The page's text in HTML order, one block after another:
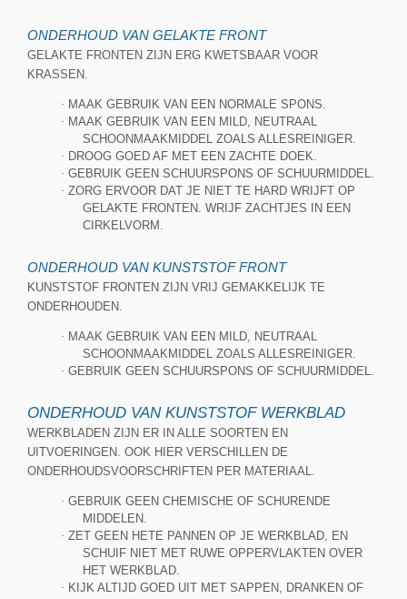
ONDERHOUD VAN GELAKTE FRONT
GELAKTE FRONTEN ZIJN ERG KWETSBAAR VOOR
KRASSEN.
· MAAK GEBRUIK VAN EEN NORMALE SPONS.
· MAAK GEBRUIK VAN EEN MILD, NEUTRAAL
SCHOONMAAKMIDDEL ZOALS ALLESREINIGER.
· DROOG GOED AF MET EEN ZACHTE DOEK.
· GEBRUIK GEEN SCHUURSPONS OF SCHUURMIDDEL.
· ZORG ERVOOR DAT JE NIET TE HARD WRIJFT OP
GELAKTE FRONTEN. WRIJF ZACHTJES IN EEN
CIRKELVORM.
ONDERHOUD VAN KUNSTSTOF FRONT
KUNSTSTOF FRONTEN ZIJN VRIJ GEMAKKELIJK TE
ONDERHOUDEN.
· MAAK GEBRUIK VAN EEN MILD, NEUTRAAL
SCHOONMAAKMIDDEL ZOALS ALLESREINIGER.
· GEBRUIK GEEN SCHUURSPONS OF SCHUURMIDDEL.
ONDERHOUD VAN KUNSTSTOF WERKBLAD
WERKBLADEN ZIJN ER IN ALLE SOORTEN EN
UITVOERINGEN. OOK HIER VERSCHILLEN DE
ONDERHOUDSVOORSCHRIFTEN PER MATERIAAL.
· GEBRUIK GEEN CHEMISCHE OF SCHURENDE
MIDDELEN.
· ZET GEEN HETE PANNEN OP JE WERKBLAD, EN
SCHUIF NIET MET RUWE OPPERVLAKTEN OVER
HET WERKBLAD.
· KIJK ALTIJD GOED UIT MET SAPPEN, DRANKEN OF